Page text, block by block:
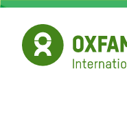
Pasar
contenido
principal